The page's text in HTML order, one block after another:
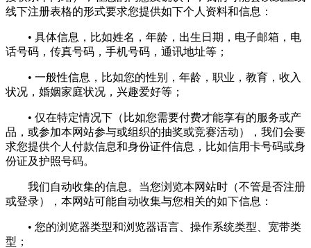
线下注册表格的形式要求您提供如下个人资料和信息：
• 具体信息，比如姓名，年龄，出生日期，电子邮箱，电
话号码，传真号码，手机号码，通讯地址等；
• 一般性信息，比如您的性别，年龄，职业，教育，收入
状况，婚姻家庭状况，兴趣爱好等；
• 仅在特定情况下（比如您需要付费才能享有的服务或产
品，或参加本网站参与或组织的抽奖或竞赛活动），我们会要
求您提供个人付款信息和身份证件信息，比如信用卡号码或身
份证及护照号码。
我们自动收集的信息。当您浏览本网站时（不管是否注册
或登录），本网站可能自动收集与您相关的如下信息：
• 您的浏览器类型和浏览器语言、操作系统类型、宽带类
型；